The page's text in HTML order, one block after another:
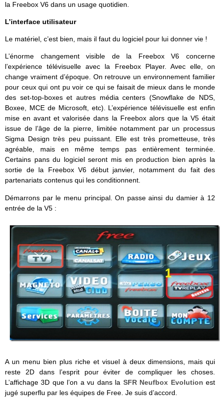
la Freebox V6 dans un usage quotidien.
L’interface utilisateur
Le matériel, c’est bien, mais il faut du logiciel pour lui donner vie !
L’énorme changement visible de la Freebox V6 concerne
l’expérience télévisuelle avec la Freebox Player. Avec elle, on
change vraiment d’époque. On retrouve un environnement familier
pour ceux qui ont pu voir ce qui se faisait de mieux dans le monde
des set-top-boxes et autres média centers (Snowflake de NDS,
Boxee, MCE de Microsoft, etc). L’expérience télévisuelle est enfin
mise en avant et valorisée dans la Freebox alors que la V5 était
issue de l’âge de la pierre, limitée notamment par un processus
Sigma Design très peu puissant. Elle est très prometteuse, très
agréable, mais en même temps pas entièrement terminée.
Certains pans du logiciel seront mis en production bien après la
sortie de la Freebox V6 début janvier, notamment du fait des
partenariats contenus qui les conditionnent.
Démarrons par le menu principal. On passe ainsi du damier à 12
entrée de la V5 :
A un menu bien plus riche et visuel à deux dimensions, mais qui
reste 2D dans l’esprit pour éviter de compliquer les choses.
L’affichage 3D que l’on a vu dans la SFR Neufbox Evolution est
jugé superflu par les équipes de Free. Je suis d’accord.